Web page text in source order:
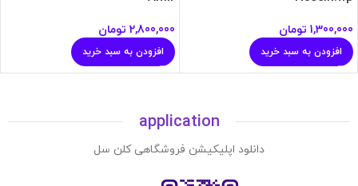
1,300,000 تومان
افزودن به سبد خرید
2,800,000 تومان
افزودن به سبد خرید
application
دانلود اپلیکیشن فروشگاهی کلن سل